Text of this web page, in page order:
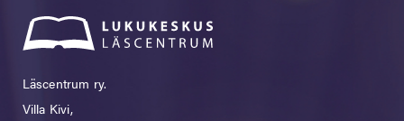
Läscentrum ry.
Villa Kivi,